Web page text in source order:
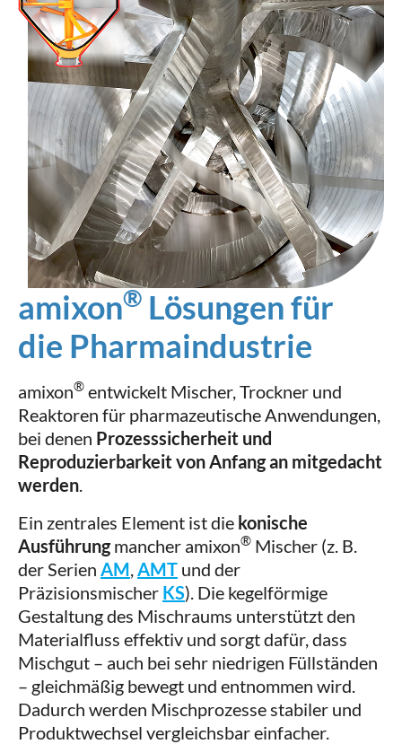
amixon® Lösungen für
die Pharmaindustrie
amixon® entwickelt Mischer, Trockner und
Reaktoren für pharmazeutische Anwendungen,
bei denen Prozesssicherheit und
Reproduzierbarkeit von Anfang an mitgedacht
werden.
Ein zentrales Element ist die konische
Ausführungmancher amixon® Mischer (z. B.
der Serien AM,AMT und der
Präzisionsmischer KS). Die kegelförmige
Gestaltung des Mischraums unterstützt den
Materialfluss effektiv und sorgt dafür, dass
Mischgut – auch bei sehr niedrigen Füllständen
– gleichmäßig bewegt und entnommen wird.
Dadurch werden Mischprozesse stabiler und
Produktwechsel vergleichsbar einfacher.